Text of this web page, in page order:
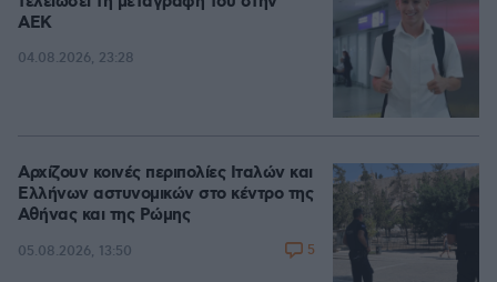
ΑΕΚ
04.08.2026, 23:28
Αρχίζουν κοινές περιπολίες Ιταλών και
Ελλήνων αστυνομικών στο κέντρο της
Αθήνας και της Ρώμης
05.08.2026, 13:50 5